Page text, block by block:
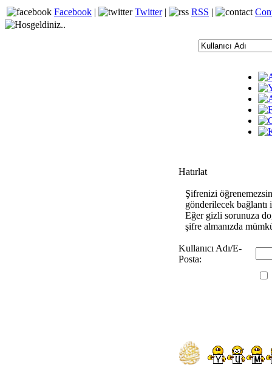
Facebook | Twitter| RSS |
Hatırlat
Şifrenizi
gönderilecek
Eğer gizli sorunuza
şifre almanızda
Kullanıcı Adı/E-
Posta: